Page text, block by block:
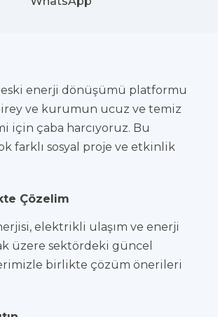
eski enerji dönüşümü platformu
ve kurumun ucuz ve temiz
için çaba harcıyoruz. Bu
farklı sosyal proje ve etkinlik
Çözelim
elektrikli ulaşım ve enerji
üzere sektördeki güncel
birlikte çözüm önerileri